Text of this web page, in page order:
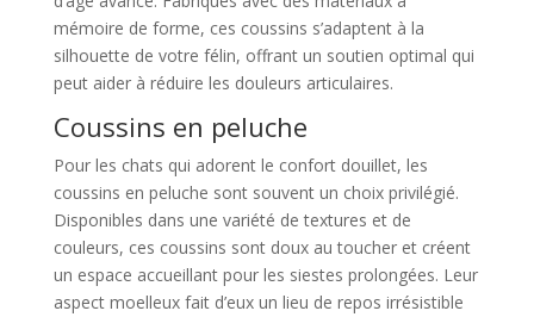
mémoire de forme, ces coussins s’adaptent à la
silhouette de votre félin, offrant un soutien optimal qui
peut aider à réduire les douleurs articulaires.
Coussins en peluche
Pour les chats qui adorent le confort douillet, les
coussins en peluche sont souvent un choix privilégié.
Disponibles dans une variété de textures et de
couleurs, ces coussins sont doux au toucher et créent
un espace accueillant pour les siestes prolongées. Leur
aspect moelleux fait d’eux un lieu de repos irrésistible